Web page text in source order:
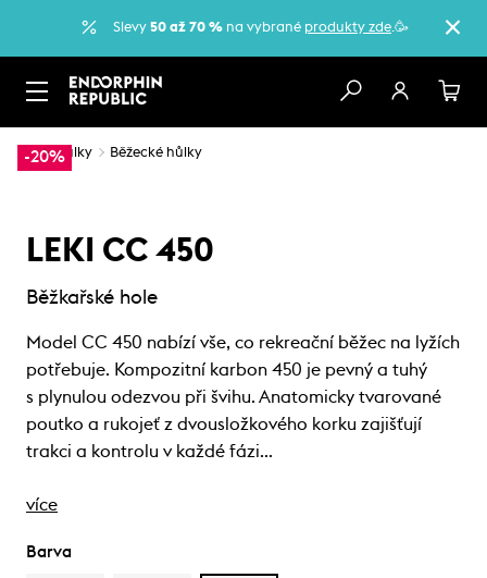
Slevy 50 až 70 % na vybrané produkty zde.🥳
-20%
… Hůlky Běžecké hůlky
LEKI CC 450
Běžkařské hole
Model CC 450 nabízí vše, co rekreační běžec na lyžích
potřebuje. Kompozitní karbon 450 je pevný a tuhý
s plynulou odezvou při švihu. Anatomicky tvarované
poutko a rukojeť z dvousložkového korku zajišťují
trakci a kontrolu v každé fázi…
více
Barva